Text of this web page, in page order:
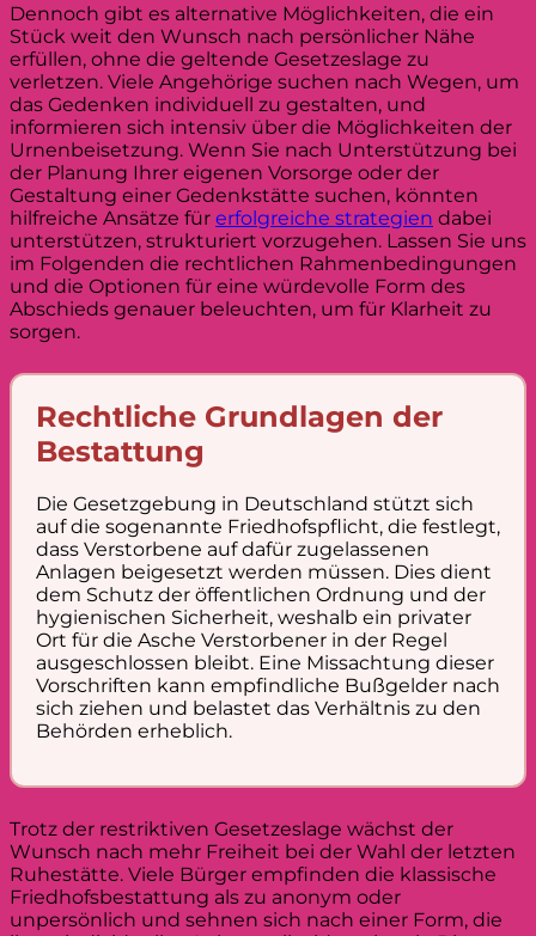
Dennoch gibt es alternative Möglichkeiten, die ein
Stück weit den Wunsch nach persönlicher Nähe
erfüllen, ohne die geltende Gesetzeslage zu
verletzen. Viele Angehörige suchen nach Wegen, um
das Gedenken individuell zu gestalten, und
informieren sich intensiv über die Möglichkeiten der
Urnenbeisetzung. Wenn Sie nach Unterstützung bei
der Planung Ihrer eigenen Vorsorge oder der
Gestaltung einer Gedenkstätte suchen, könnten
hilfreiche Ansätze für erfolgreiche strategien dabei
unterstützen, strukturiert vorzugehen. Lassen Sie uns
im Folgenden die rechtlichen Rahmenbedingungen
und die Optionen für eine würdevolle Form des
Abschieds genauer beleuchten, um für Klarheit zu
sorgen.
Rechtliche Grundlagen der
Bestattung
Die Gesetzgebung in Deutschland stützt sich
auf die sogenannte Friedhofspflicht, die festlegt,
dass Verstorbene auf dafür zugelassenen
Anlagen beigesetzt werden müssen. Dies dient
dem Schutz der öffentlichen Ordnung und der
hygienischen Sicherheit, weshalb ein privater
Ort für die Asche Verstorbener in der Regel
ausgeschlossen bleibt. Eine Missachtung dieser
Vorschriften kann empfindliche Bußgelder nach
sich ziehen und belastet das Verhältnis zu den
Behörden erheblich.
Trotz der restriktiven Gesetzeslage wächst der
Wunsch nach mehr Freiheit bei der Wahl der letzten
Ruhestätte. Viele Bürger empfinden die klassische
Friedhofsbestattung als zu anonym oder
unpersönlich und sehnen sich nach einer Form, die